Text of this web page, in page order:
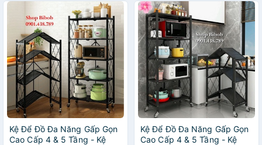
Kệ Để Đồ Đa Năng Gấp Gọn
Cao Cấp 4 & 5 Tầng - Kệ
Kệ Để Đồ Đa Năng Gấp Gọn
Cao Cấp 4 & 5 Tầng - Kệ